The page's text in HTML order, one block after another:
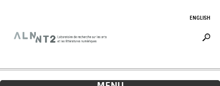
ENGLISH